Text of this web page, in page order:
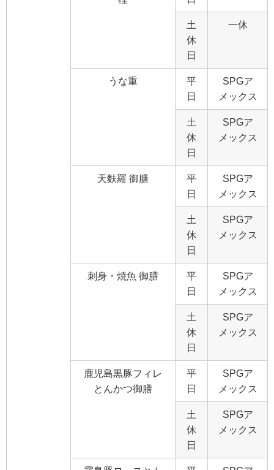
土
休
日
一休
うな重
平
日
SPGア
メックス
土
休
日
SPGア
メックス
天麩羅 御膳
平
日
SPGア
メックス
土
休
日
SPGア
メックス
刺身・焼魚 御膳
平
日
SPGア
メックス
土
休
日
SPGア
メックス
鹿児島黒豚フィレ
とんかつ御膳
平
日
SPGア
メックス
土
休
日
SPGア
メックス